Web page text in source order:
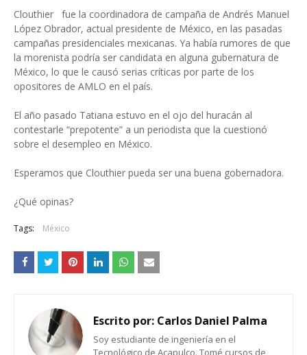
Clouthier fue la coordinadora de campaña de Andrés Manuel
López Obrador, actual presidente de México, en las pasadas
campañas presidenciales mexicanas. Ya había rumores de que
la morenista podría ser candidata en alguna gubernatura de
México, lo que le causó serias críticas por parte de los
opositores de AMLO en el país.
El año pasado Tatiana estuvo en el ojo del huracán al
contestarle “prepotente” a un periodista que la cuestionó
sobre el desempleo en México.
Esperamos que Clouthier pueda ser una buena gobernadora.
¿Qué opinas?
Tags: México
Escrito por: Carlos Daniel Palma
Soy estudiante de ingeniería en el
Tecnológico de Acapulco. Tomé cursos de